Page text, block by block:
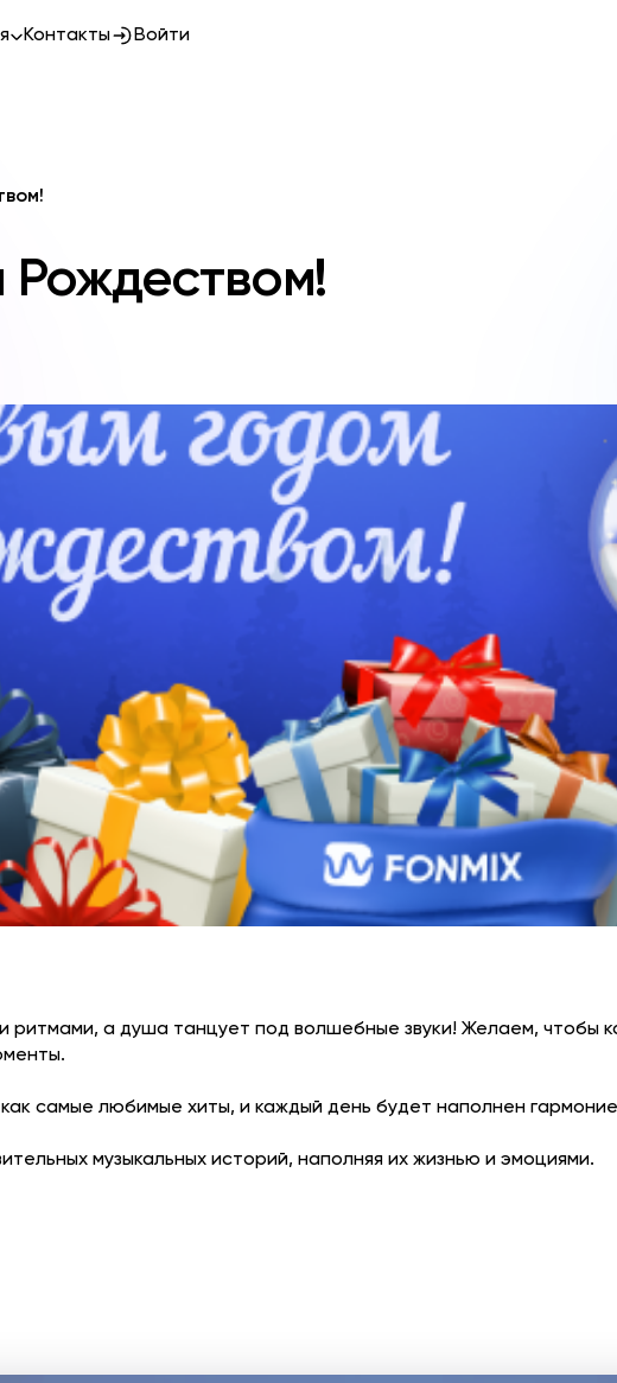
Контакты Войти
ритмами, а душа танцует под волшебные звуки! Желаем, чтобы
как самые любимые хиты, и каждый день будет наполнен
музыкальных историй, наполняя их жизнью и эмоциями.